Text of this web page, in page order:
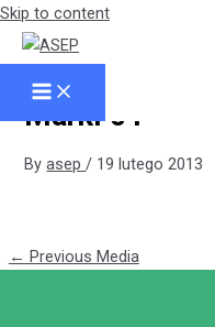
Skip to content
Ogrodzenie
Marki 01
Byasep/ 19 lutego 2013
← Previous Media